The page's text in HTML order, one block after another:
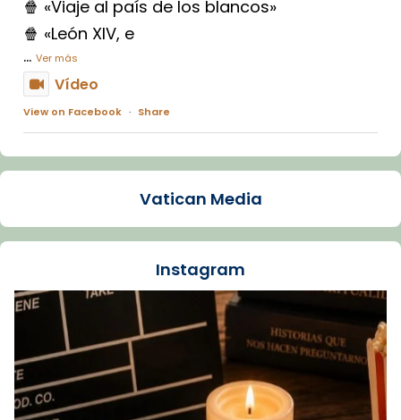
🍿 «Viaje al país de los blancos»
🍿 «León XIV, e
... Ver más
Vídeo
View on Facebook · Share
Arquebisbat de Barcelona
La Carmina va patir depressió. Fa gairebé
dos mesos, a l'Estadi Lluís Companys, la
Recupera l'entrevista comp
Vatican
tican News 👇
www.vaticannews.va/es/iglesia/news/2026-
07/carmina-historia-depresion-papa-viaje-
espana-testimoni...
Vatican Media
Instagram